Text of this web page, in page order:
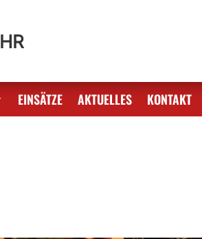
EINSÄTZE AKTUELLES KONTAKT